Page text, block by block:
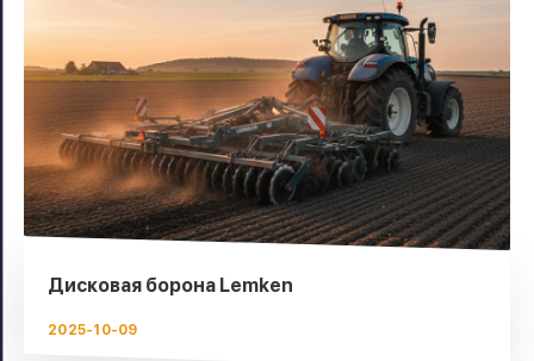
Дисковая борона Lemken
2025-10-09